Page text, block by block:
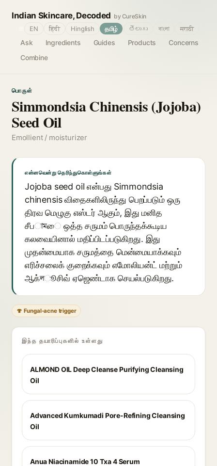
Indian Skincare, Decoded by CureSkin
Ask Ingredients Guides Products
Concerns
Combine
EN हिंदी Hinglish தமிழ் తెలుగు বাংলা मराठी
பொருள்
Simmondsia Chinensis (Jojoba)
Seed Oil
Emollient / moisturizer
என்னவென்று தெரிந்துகொள்ளுங்கள்
Jojoba seed oil என்பது Simmondsia
chinensis விதைகளிலிருந்து பெறப்படும் ஒரு
திரவ மெழுகு எஸ்டர் ஆகும், இது மனித
சீபামை ஒத்த சருமம் பொருந்தக்கூடிய
கலவையினால் மதிப்பிடப்படுகிறது. இது
முதன்மையாக சருமத்தை மென்மையாக்கவும்
எரிச்சலைக் குறைக்கவும் எமோலியன்ட் மற்றும்
ஆக்লூசிவ் ஏஜெண்டாக செயல்படுகிறது.
🍄 Fungal-acne trigger
இந்த தயாரிப்புகளில் உள்ளது
ALMOND OIL Deep Cleanse Purifying Cleansing
Oil
Advanced Kumkumadi Pore-Refining Cleansing
Oil
Anua Niacinamide 10 Txa 4 Serum